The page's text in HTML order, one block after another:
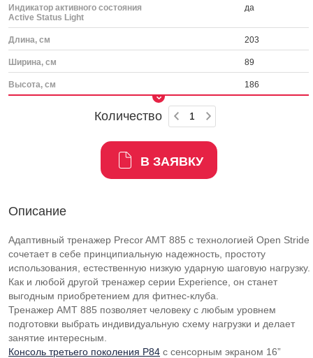
Индикатор активного состояния
Active Status Light
да
Длина, см 203
Ширина, см 89
Высота, см 186
Количество
В ЗАЯВКУ
Описание
Адаптивный тренажер Precor AMT 885 с технологией Open Stride
сочетает в себе принципиальную надежность, простоту
использования, естественную низкую ударную шаговую нагрузку.
Как и любой другой тренажер серии Experience, он станет
выгодным приобретением для фитнес-клуба.
Тренажер AMT 885 позволяет человеку с любым уровнем
подготовки выбрать индивидуальную схему нагрузки и делает
занятие интересным.
Консоль третьего поколения P84 с сенсорным экраном 16”